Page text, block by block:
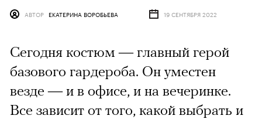
АВТОР ЕКАТЕРИНА ВОРОБЬЕВА 19 СЕНТЯБРЯ 2022
Сегодня костюм — главный герой
базового гардероба. Он уместен
везде — и в офисе, и на вечеринке.
Все зависит от того, какой выбрать и